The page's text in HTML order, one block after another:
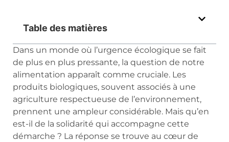
Table des matières
Dans un monde où l’urgence écologique se fait
de plus en plus pressante, la question de notre
alimentation apparaît comme cruciale. Les
produits biologiques, souvent associés à une
agriculture respectueuse de l’environnement,
prennent une ampleur considérable. Mais qu’en
est-il de la solidarité qui accompagne cette
démarche ? La réponse se trouve au cœur de